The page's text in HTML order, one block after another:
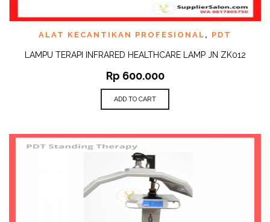
ALAT KECANTIKAN PROFESIONAL , PDT
LAMPU TERAPI INFRARED HEALTHCARE LAMP JN ZK012
Rp 600.000
ADD TO CART